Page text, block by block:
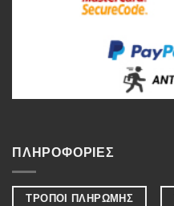
ΠΛΗΡΟΦΟΡΙΕΣ
ΤΡΟΠΟΙ ΠΛΗΡΩΜΗΣ